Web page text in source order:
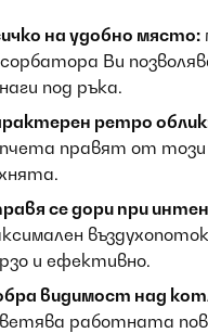
на удобно място:
Ви
под ръка.
ретро
правят от този
се дори при
и ефективно.
видимост над
работната